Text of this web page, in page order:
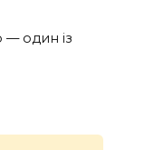
— один із